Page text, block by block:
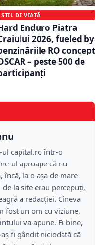
STIL DE VIAȚĂ
Enduro Piatra
2026, fueled by
RO concept
– peste 500 de
ul capital.ro într-o
ul aproape că nu
încă, la o așa de mare
la site erau percepuți,
a redacției. Cineva
fost un om cu viziune,
va apune. Ei bine,
fi gândit niciodată că